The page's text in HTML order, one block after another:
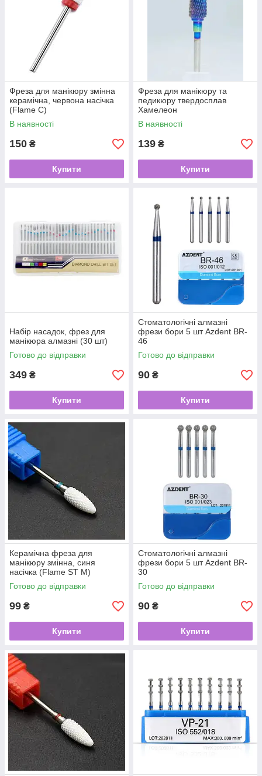
Фреза для манікюру змінна
керамічна, червона насічка
(Flame С)
В наявності
150 ₴
Купити
Фреза для манікюру та
педикюру твердосплав
Хамелеон
В наявності
139 ₴
Купити
Набір насадок, фрез для
манікюра алмазні (30 шт)
Готово до відправки
349 ₴
Купити
Стоматологічні алмазні
фрези бори 5 шт Azdent BR-
46
Готово до відправки
90 ₴
Купити
Керамічна фреза для
манікюру змінна, синя
насічка (Flame ST M)
Готово до відправки
99 ₴
Купити
Стоматологічні алмазні
фрези бори 5 шт Azdent BR-
30
Готово до відправки
90 ₴
Купити